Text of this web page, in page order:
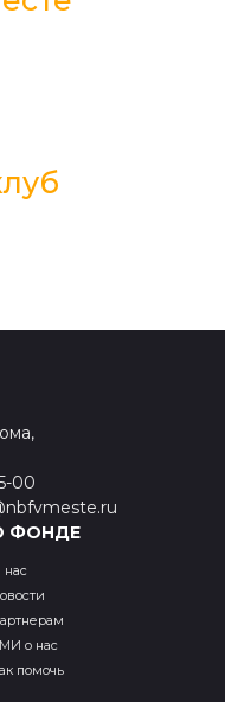
00
ФОНДЕ
о нас
помочь